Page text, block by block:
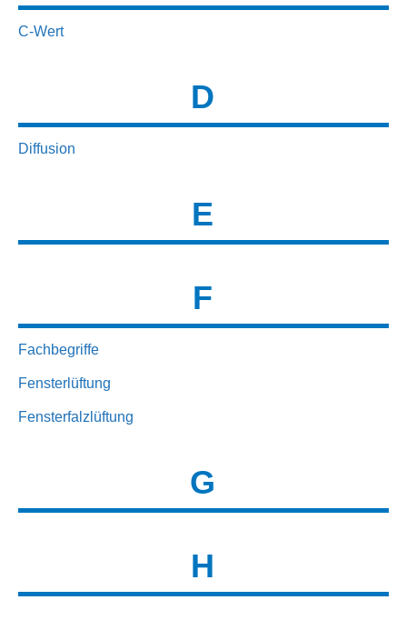
C-Wert
D
Diffusion
E
F
Fachbegriffe
Fensterlüftung
Fensterfalzlüftung
G
H